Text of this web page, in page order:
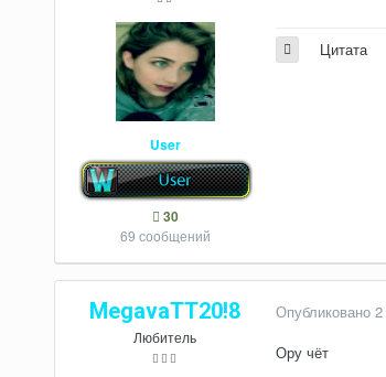
User
30
69 сообщений
Цитата
MegavaTT20!8
Любитель
Опубликовано 2
Ору чёт